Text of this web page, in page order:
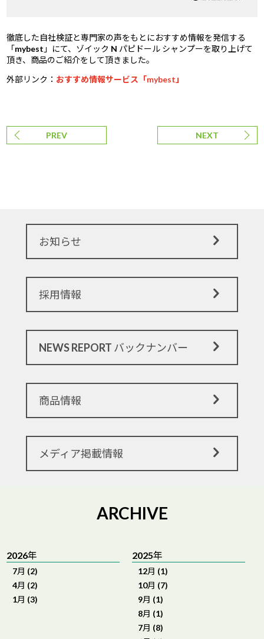
徹底した自社検証と専門家の声をもとにおすすめ情報を発信する
「mybest」にて、ゾイック N パピドール シャンプーを取り上げて
頂き、商品のご紹介をして頂きました。
外部リンク： おすすめ情報サービス「mybest」
PREV NEXT
お知らせ
採用情報
NEWS REPORT バックナンバー
商品情報
メディア掲載情報
ARCHIVE
2026年
7月 (2)
4月 (2)
1月 (3)
2025年
12月 (1)
10月 (7)
9月 (1)
8月 (1)
7月 (8)